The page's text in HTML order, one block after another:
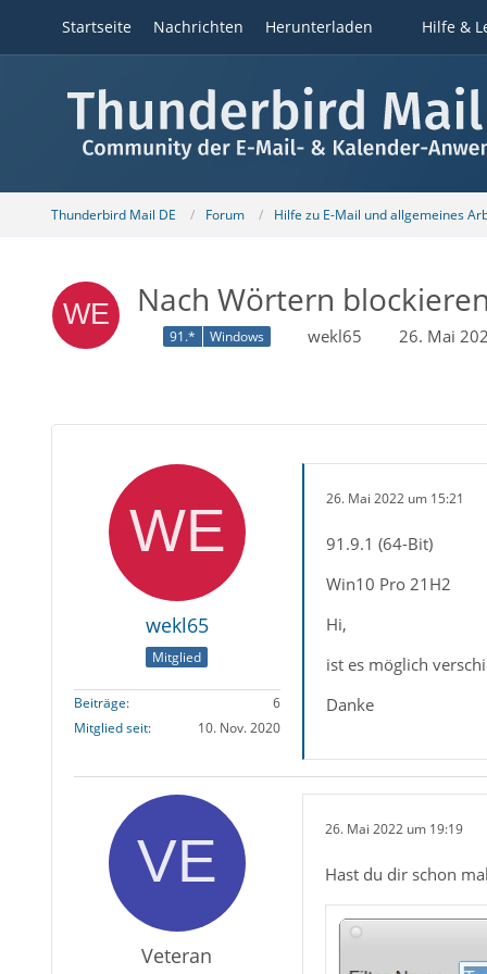
Startseite Nachrichten Herunterladen Hilfe &
Thunderbird Mail DE Forum Hilfe zu E-Mail und allgemeines
Nach Wörtern
91.* Windows wekl65 26. Mai
wekl65
Mitglied
Beiträge
6
Mitglied seit
10. Nov. 2020
26. Mai 2022 um 15:21
91.9.1 (64-Bit)
Win10 Pro 21H2
Hi,
ist es möglich
Danke
Veteran
26. Mai 2022 um 19:19
Hast du dir schon